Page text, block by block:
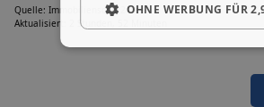
Quelle: Immobilienscout24.de
Aktualisiert: 2 Stunden, 52 Minuten
OHNE WERBUNG FÜR